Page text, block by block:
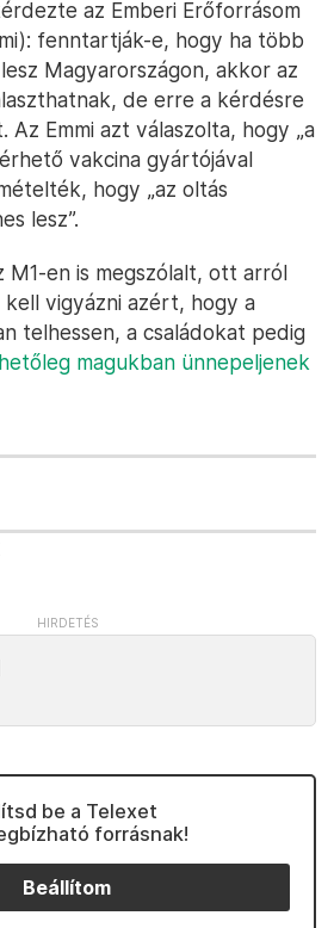
az Emberi Erőforrásom
fenntartják-e, hogy ha több
Magyarországon, akkor az
de erre a kérdésre
Az Emmi azt válaszolta, hogy „a
vakcina gyártójával
hogy „az oltás
lesz”.
M1-en is megszólalt, ott arról
vigyázni azért, hogy a
telhessen, a családokat pedig
magukban ünnepeljenek
be a Telexet
forrásnak!
Beállítom